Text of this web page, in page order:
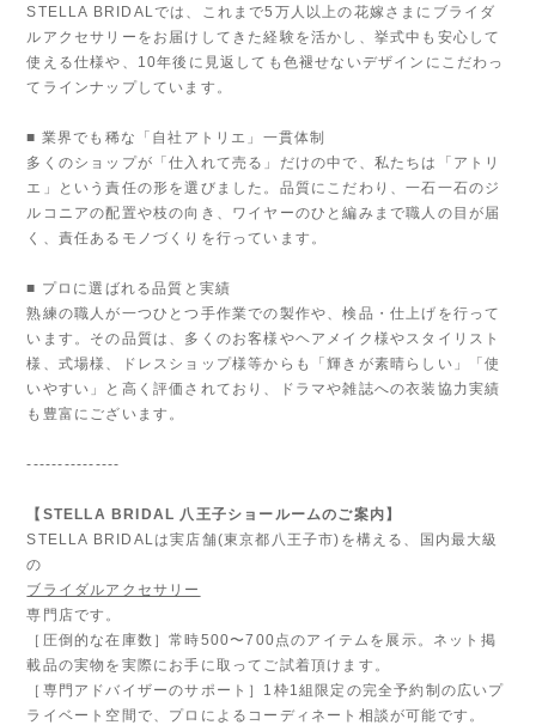
STELLA BRIDALでは、これまで5万人以上の花嫁さまにブライダ
ルアクセサリーをお届けしてきた経験を活かし、挙式中も安心して
使える仕様や、10年後に見返しても色褪せないデザインにこだわっ
てラインナップしています。
■ 業界でも稀な「自社アトリエ」一貫体制
多くのショップが「仕入れて売る」だけの中で、私たちは「アトリ
エ」という責任の形を選びました。品質にこだわり、一石一石のジ
ルコニアの配置や枝の向き、ワイヤーのひと編みまで職人の目が届
く、責任あるモノづくりを行っています。
■ プロに選ばれる品質と実績
熟練の職人が一つひとつ手作業での製作や、検品・仕上げを行って
います。その品質は、多くのお客様やヘアメイク様やスタイリスト
様、式場様、ドレスショップ様等からも「輝きが素晴らしい」「使
いやすい」と高く評価されており、ドラマや雑誌への衣装協力実績
も豊富にございます。
---------------
【STELLA BRIDAL 八王子ショールームのご案内】
STELLA BRIDALは実店舗(東京都八王子市)を構える、国内最大級
の
ブライダルアクセサリー
専門店です。
［圧倒的な在庫数］常時500〜700点のアイテムを展示。ネット掲
載品の実物を実際にお手に取ってご試着頂けます。
［専門アドバイザーのサポート］1枠1組限定の完全予約制の広いプ
ライベート空間で、プロによるコーディネート相談が可能です。